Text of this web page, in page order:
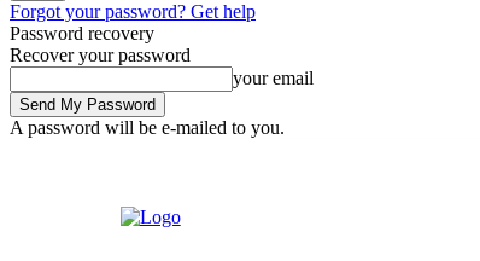
Forgot your password? Get help
Password recovery
Recover your password
your email
A password will be e-mailed to you.